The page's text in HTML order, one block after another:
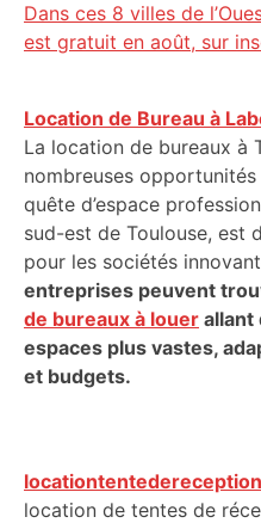
Dans ces 8 villes de
est gratuit en août, sur
Location de Bureau à
La location de bureaux à
nombreuses
quête d’espace
sud-est de Toulouse, est
pour les sociétés
entreprises peuvent
de bureaux à louer allant
espaces plus vastes,
et budgets.
location de tentes de